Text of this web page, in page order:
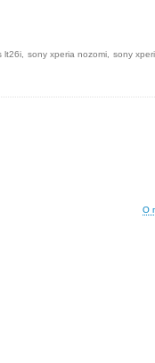
lt26i sony xperia nozomi
sony
О